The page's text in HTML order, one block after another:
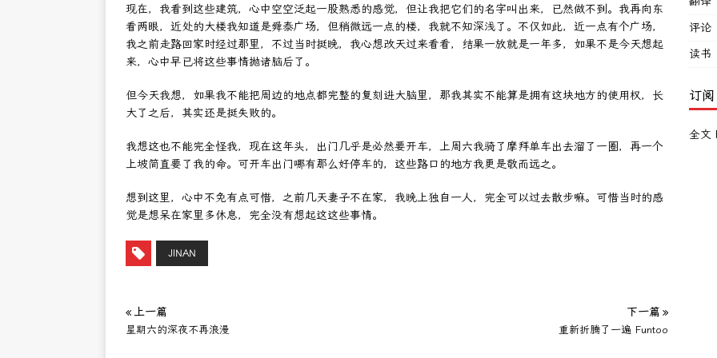
现在，我看到这些建筑，心中空空泛起一股熟悉的感觉，但让我把它们的名字叫出来，已然做不到。我再向东
看两眼，近处的大楼我知道是舜泰广场，但稍微远一点的楼，我就不知深浅了。不仅如此，近一点有个广场，
我之前走路回家时经过那里，不过当时挺晚，我心想改天过来看看，结果一放就是一年多，如果不是今天想起
来，心中早已将这些事情抛诸脑后了。
但今天我想，如果我不能把周边的地点都完整的复刻进大脑里，那我其实不能算是拥有这块地方的使用权，长
大了之后，其实还是挺失败的。
我想这也不能完全怪我，现在这年头，出门几乎是必然要开车，上周六我骑了摩拜单车出去溜了一圈，再一个
上坡简直要了我的命。可开车出门哪有那么好停车的，这些路口的地方我更是敬而远之。
想到这里，心中不免有点可惜，之前几天妻子不在家，我晚上独自一人，完全可以过去散步嘛。可惜当时的感
觉是想呆在家里多休息，完全没有想起这这些事情。
JINAN
« 上一篇
星期六的深夜不再浪漫
下一篇 »
重新折腾了一遍 Funtoo
评论
读书
订阅
全文